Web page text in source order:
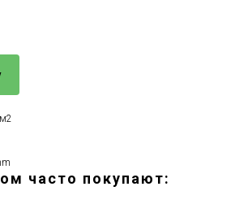
часто покупают: